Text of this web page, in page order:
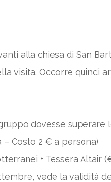
alla chiesa di San
visita. Occorre
dovesse
Costo 2 € a persona)
+ Tessera Altair
vede la validità